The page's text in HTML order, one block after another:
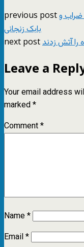
previous postضراب و
بابک زنجانی
next postرا آتش زدند
Leave a
Your email address
marked*
Comment*
Name*
Email*